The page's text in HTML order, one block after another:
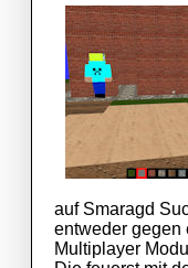
auf Smaragd
entweder gegen
Multiplayer